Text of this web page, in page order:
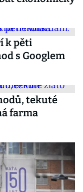
k pěti
s Googlem
tekuté
farma